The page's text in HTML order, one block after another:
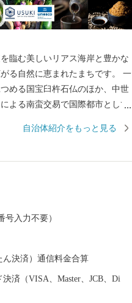
臨む美しいリアス海岸と豊かな
る自然に恵まれたまちです。 一
める国宝臼杵石仏のほか、中世
よる南蛮交易で国際都市として
ます。 伝統を大切にする臼杵人
自治体紹介をもっと見る
号入力不要）
ん決済）通信料金合算
済（VISA、Master、JCB、Di